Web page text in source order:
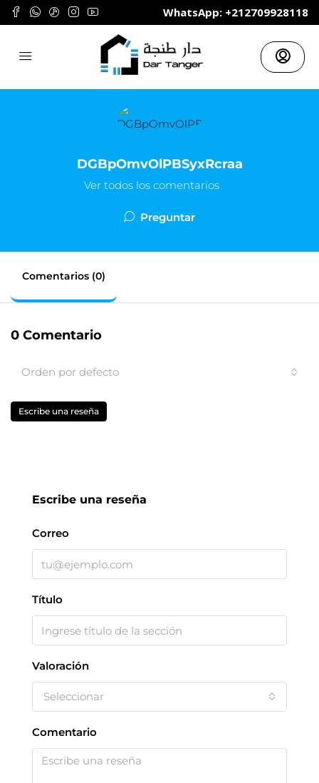
	WhatsApp: +212709928118
DGBpOmvOlPBSyxRcraa
Ver todos los comentarios
Preguntar
Comentarios (0)
0 Comentario
Orden por defecto
Escribe una reseña
Escribe una reseña
Correo
Título
Valoración
Seleccionar
Comentario